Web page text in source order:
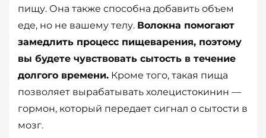
пищу. Она также способна добавить объем
еде, но не вашему телу. Волокна помогают
замедлить процесс пищеварения, поэтому
вы будете чувствовать сытость в течение
долгого времени. Кроме того, такая пища
позволяет вырабатывать холецистокинин —
гормон, который передает сигнал о сытости в
мозг.